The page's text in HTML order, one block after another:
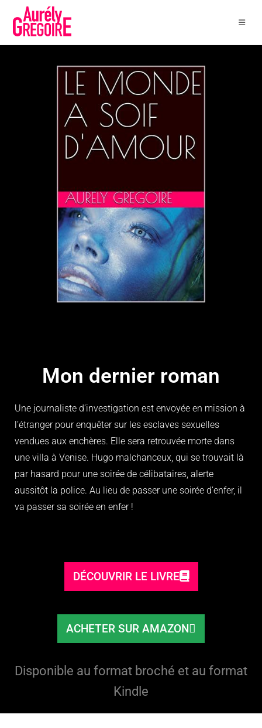
Mon dernier roman
Une journaliste d’investigation est envoyée en mission à
l’étranger pour enquêter sur les esclaves sexuelles
vendues aux enchères. Elle sera retrouvée morte dans
une villa à Venise. Hugo malchanceux, qui se trouvait là
par hasard pour une soirée de célibataires, alerte
aussitôt la police. Au lieu de passer une soirée d’enfer, il
va passer sa soirée en enfer !
DÉCOUVRIR LE LIVRE
ACHETER SUR AMAZON
Disponible au format broché et au format
Kindle